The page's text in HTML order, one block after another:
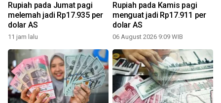
Rupiah pada Jumat pagi
melemah jadi Rp17.935 per
dolar AS
11 jam lalu
Rupiah pada Kamis pagi
menguat jadi Rp17.911 per
dolar AS
06 August 2026 9:09 WIB